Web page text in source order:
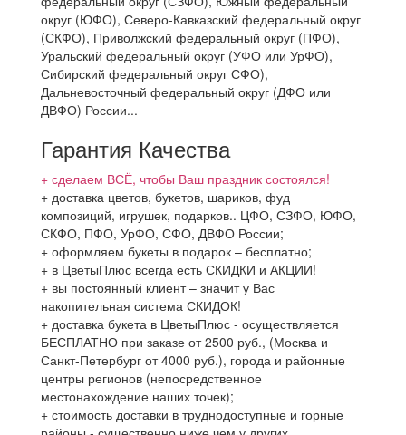
округ (ЮФО), Северо-Кавказский федеральный округ
(СКФО), Приволжский федеральный округ (ПФО),
Уральский федеральный округ (УФО или УрФО),
Сибирский федеральный округ СФО),
Дальневосточный федеральный округ (ДФО или
ДВФО) России...
Гарантия Качества
+ сделаем ВСЁ, чтобы Ваш праздник состоялся!
+ доставка цветов, букетов, шариков, фуд
композиций, игрушек, подарков.. ЦФО, СЗФО, ЮФО,
СКФО, ПФО, УрФО, СФО, ДВФО России;
+ оформляем букеты в подарок – бесплатно;
+ в ЦветыПлюс всегда есть СКИДКИ и АКЦИИ!
+ вы постоянный клиент – значит у Вас
накопительная система СКИДОК!
+ доставка букета в ЦветыПлюс - осуществляется
БЕСПЛАТНО при заказе от 2500 руб., (Москва и
Санкт-Петербург от 4000 руб.), города и районные
центры регионов (непосредственное
местонахождение наших точек);
+ стоимость доставки в труднодоступные и горные